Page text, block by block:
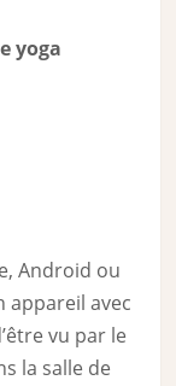
yoga
Android ou
appareil avec
vu par le
la salle de